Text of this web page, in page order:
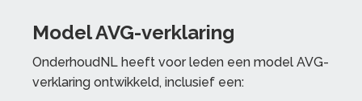
Model AVG-verklaring
OnderhoudNL heeft voor leden een model AVG-
verklaring ontwikkeld, inclusief een: